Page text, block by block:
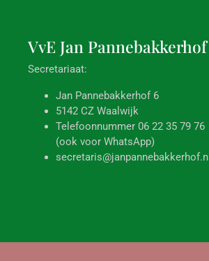
VvE Jan Pannebakkerhof
Secretariaat:
Jan Pannebakkerhof 6
5142 CZ Waalwijk
Telefoonnummer 06 22 35 79 76
(ook voor WhatsApp)
secretaris@janpannebakkerhof.nl